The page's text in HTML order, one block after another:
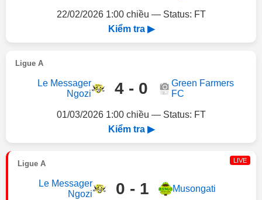
22/02/2026 1:00 chiều — Status: FT
Kiểm tra ▶
Ligue A
Le Messager
Ngozi
4 - 0
Green Farmers
FC
01/03/2026 1:00 chiều — Status: FT
Kiểm tra ▶
Ligue A LIVE
Le Messager
Ngozi
0 - 1 Musongati